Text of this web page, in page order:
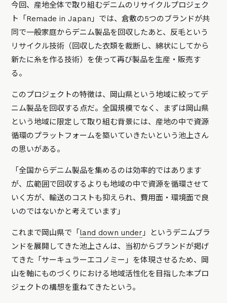
今回、産地全体で取り組むデニムのリサイクルプロジェク
ト「Remade in Japan」では、倉敷の5つのブランドが共
同で一般家庭からデニム製品を回収したあと、反毛という
リサイクル技術（回収した衣類を裁断し、綿状にしてから
新たに糸を作る技術）を使って再び製品を生産・販売す
る。
このプロジェクトの特徴は、岡山県という地域に絞ってデ
ニム製品を回収する点だ。全国規模でなく、まずは岡山県
という地域に限定して取り組む背景には、産地の中で資源
循環のプラットフォームを築いていきたいという池上さん
の思いがある。
「全国からデニム製品を集めるのは効率的ではあります
が、広範囲で回収するよりも地域の中で資源を循環させて
いく方が、輸送のコストも抑えられ、費用面・環境面で良
いのではないかと考えています」
これまで岡山県で「 land down under 」というデニムブラ
ンドを展開してきた池上さんは、当初からブランドが掲げ
てきた「サーキュラーエコノミー」を体現させるため、岡
山を軸にものづくりにおける地域活性化を目指した本プロ
ジェクトの構想を重ねてきたという。